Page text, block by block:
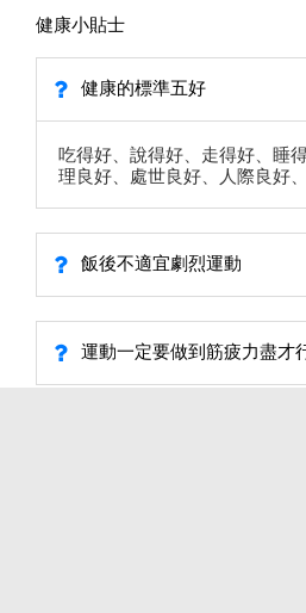
健康小貼士
健康的標準五好
吃得好、說得好、走得好、睡
理良好、處世良好、人際良好
飯後不適宜劇烈運動
運動一定要做到筋疲力盡才